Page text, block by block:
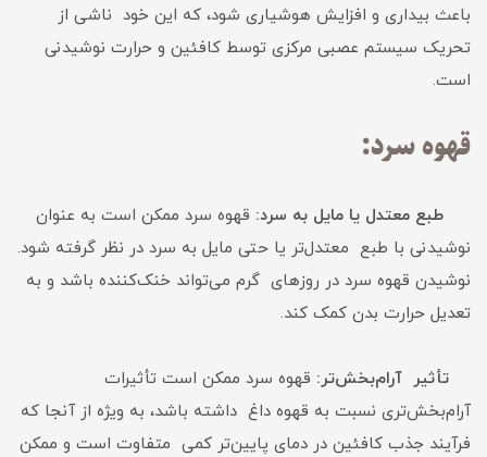
باعث بیداری و افزایش هوشیاری شود، که این خود ناشی از
تحریک سیستم عصبی مرکزی توسط کافئین و حرارت نوشیدنی
است.
قهوه سرد:
طبع معتدل یا مایل به سرد: قهوه سرد ممکن است به عنوان
نوشیدنی با طبع معتدل‌تر یا حتی مایل به سرد در نظر گرفته شود.
نوشیدن قهوه سرد در روزهای گرم می‌تواند خنک‌کننده باشد و به
تعدیل حرارت بدن کمک کند.
تأثیر آرام‌بخش‌تر: قهوه سرد ممکن است تأثیرات
آرام‌بخش‌تری نسبت به قهوه داغ داشته باشد، به ویژه از آنجا که
فرآیند جذب کافئین در دمای پایین‌تر کمی متفاوت است و ممکن